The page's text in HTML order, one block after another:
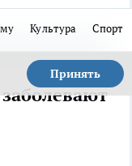
Культура Спорт
Принять